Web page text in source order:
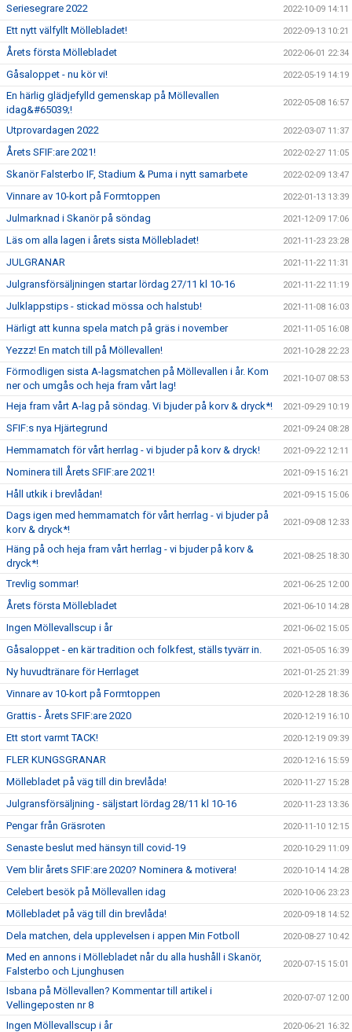
Seriesegrare 2022 2022-10-09 14:11
Ett nytt välfyllt Möllebladet! 2022-09-13 10:21
Årets första Möllebladet 2022-06-01 22:34
Gåsaloppet - nu kör vi! 2022-05-19 14:19
En härlig glädjefylld gemenskap på Möllevallen
idag&#65039;!
2022-05-08 16:57
Utprovardagen 2022 2022-03-07 11:37
Årets SFIF:are 2021! 2022-02-27 11:05
Skanör Falsterbo IF, Stadium & Puma i nytt samarbete 2022-02-09 13:47
Vinnare av 10-kort på Formtoppen 2022-01-13 13:39
Julmarknad i Skanör på söndag 2021-12-09 17:06
Läs om alla lagen i årets sista Möllebladet! 2021-11-23 23:28
JULGRANAR 2021-11-22 11:31
Julgransförsäljningen startar lördag 27/11 kl 10-16 2021-11-22 11:19
Julklappstips - stickad mössa och halstub! 2021-11-08 16:03
Härligt att kunna spela match på gräs i november 2021-11-05 16:08
Yezzz! En match till på Möllevallen! 2021-10-28 22:23
Förmodligen sista A-lagsmatchen på Möllevallen i år. Kom
ner och umgås och heja fram vårt lag!
2021-10-07 08:53
Heja fram vårt A-lag på söndag. Vi bjuder på korv & dryck*! 2021-09-29 10:19
SFIF:s nya Hjärtegrund 2021-09-24 08:28
Hemmamatch för vårt herrlag - vi bjuder på korv & dryck! 2021-09-22 12:11
Nominera till Årets SFIF:are 2021! 2021-09-15 16:21
Håll utkik i brevlådan! 2021-09-15 15:06
Dags igen med hemmamatch för vårt herrlag - vi bjuder på
korv & dryck*!
2021-09-08 12:33
Häng på och heja fram vårt herrlag - vi bjuder på korv &
dryck*!
2021-08-25 18:30
Trevlig sommar! 2021-06-25 12:00
Årets första Möllebladet 2021-06-10 14:28
Ingen Möllevallscup i år 2021-06-02 15:05
Gåsaloppet - en kär tradition och folkfest, ställs tyvärr in. 2021-05-05 16:39
Ny huvudtränare för Herrlaget 2021-01-25 21:39
Vinnare av 10-kort på Formtoppen 2020-12-28 18:36
Grattis - Årets SFIF:are 2020 2020-12-19 16:10
Ett stort varmt TACK! 2020-12-19 09:39
FLER KUNGSGRANAR 2020-12-16 15:59
Möllebladet på väg till din brevlåda! 2020-11-27 15:28
Julgransförsäljning - säljstart lördag 28/11 kl 10-16 2020-11-23 13:36
Pengar från Gräsroten 2020-11-10 12:15
Senaste beslut med hänsyn till covid-19 2020-10-29 11:09
Vem blir årets SFIF:are 2020? Nominera & motivera! 2020-10-14 14:28
Celebert besök på Möllevallen idag 2020-10-06 23:23
Möllebladet på väg till din brevlåda! 2020-09-18 14:52
Dela matchen, dela upplevelsen i appen Min Fotboll 2020-08-27 10:42
Med en annons i Möllebladet når du alla hushåll i Skanör,
Falsterbo och Ljunghusen
2020-07-15 15:01
Isbana på Möllevallen? Kommentar till artikel i
Vellingeposten nr 8
2020-07-07 12:00
Ingen Möllevallscup i år 2020-06-21 16:32